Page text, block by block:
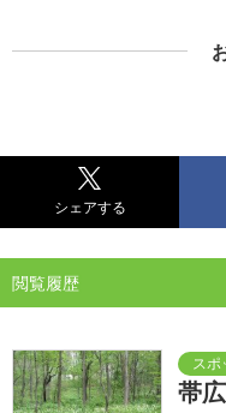
シェアする
閲覧履歴
帯